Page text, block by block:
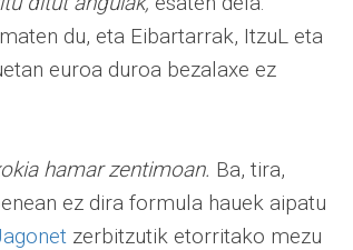
du, eta Eibartarrak, ItzuL eta
euroa duroa bezalaxe ez
hamar zentimoan. Ba, tira,
ez dira formula hauek aipatu
zerbitzutik etorritako mezu